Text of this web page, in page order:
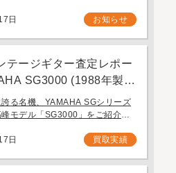
ださい。 お近く（東京都内・千
日 お知らせ
テージギター査定レポー
SG3000 (1988年製)
田市のお客様より店舗に
る名機、YAMAHA SGシリーズ
モデル「SG3000」をご紹介し
スで国内外問わず多くのギタリ
日 買取実績